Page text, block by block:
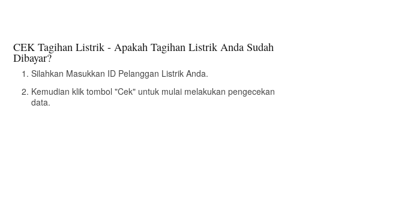
CEK Tagihan Listrik - Apakah Tagihan Listrik Anda Sudah
Dibayar?
Silahkan Masukkan ID Pelanggan Listrik Anda.
Kemudian klik tombol "Cek" untuk mulai melakukan pengecekan
data.